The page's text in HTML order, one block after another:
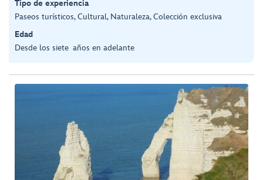
Tipo de experiencia
Paseos turísticos, Cultural, Naturaleza, Colección exclusiva
Edad
Desde los siete años en adelante